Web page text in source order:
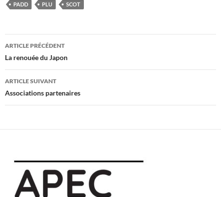
PADD PLU SCOT
Navigation
des
articles
ARTICLE PRÉCÉDENT
La renouée du Japon
ARTICLE SUIVANT
Associations partenaires